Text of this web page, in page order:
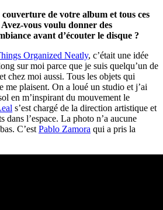
de votre album et tous ces
vous voulu donner des
avant d’écouter le disque ?
Organized Neatly, c’était une idée
sur moi parce que je suis quelqu’un de
chez moi aussi. Tous les objets qui
me plaisent. On a loué un studio et j’ai
en m’inspirant du mouvement le
s’est chargé de la direction artistique et
dans l’espace. La photo n’a aucune
C’est Pablo Zamora qui a pris la